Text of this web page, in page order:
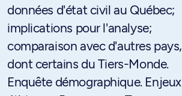
données d'état civil au Québec;
implications pour l'analyse;
comparaison avec d'autres pays,
dont certains du Tiers-Monde.
Enquête démographique. Enjeux